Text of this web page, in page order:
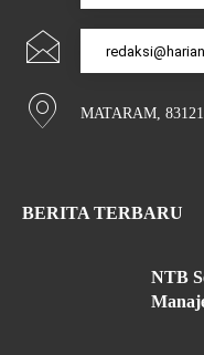
MATARAM, 83121
BERITA TERBARU
NTB